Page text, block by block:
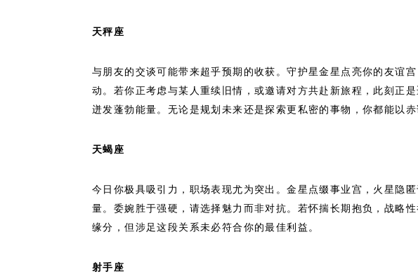
天秤座
与朋友的交谈可能带来超乎预期的收获。守护星金星点亮你的友谊
动。若你正考虑与某人重续旧情，或邀请对方共赴新旅程，此刻正
迸发蓬勃能量。无论是规划未来还是探索更私密的事物，你都能以赤
天蝎座
今日你极具吸引力，职场表现尤为突出。金星点缀事业宫，火星隐
量。委婉胜于强硬，请选择魅力而非对抗。若怀揣长期抱负，战略
缘分，但涉足这段关系未必符合你的最佳利益。
射手座